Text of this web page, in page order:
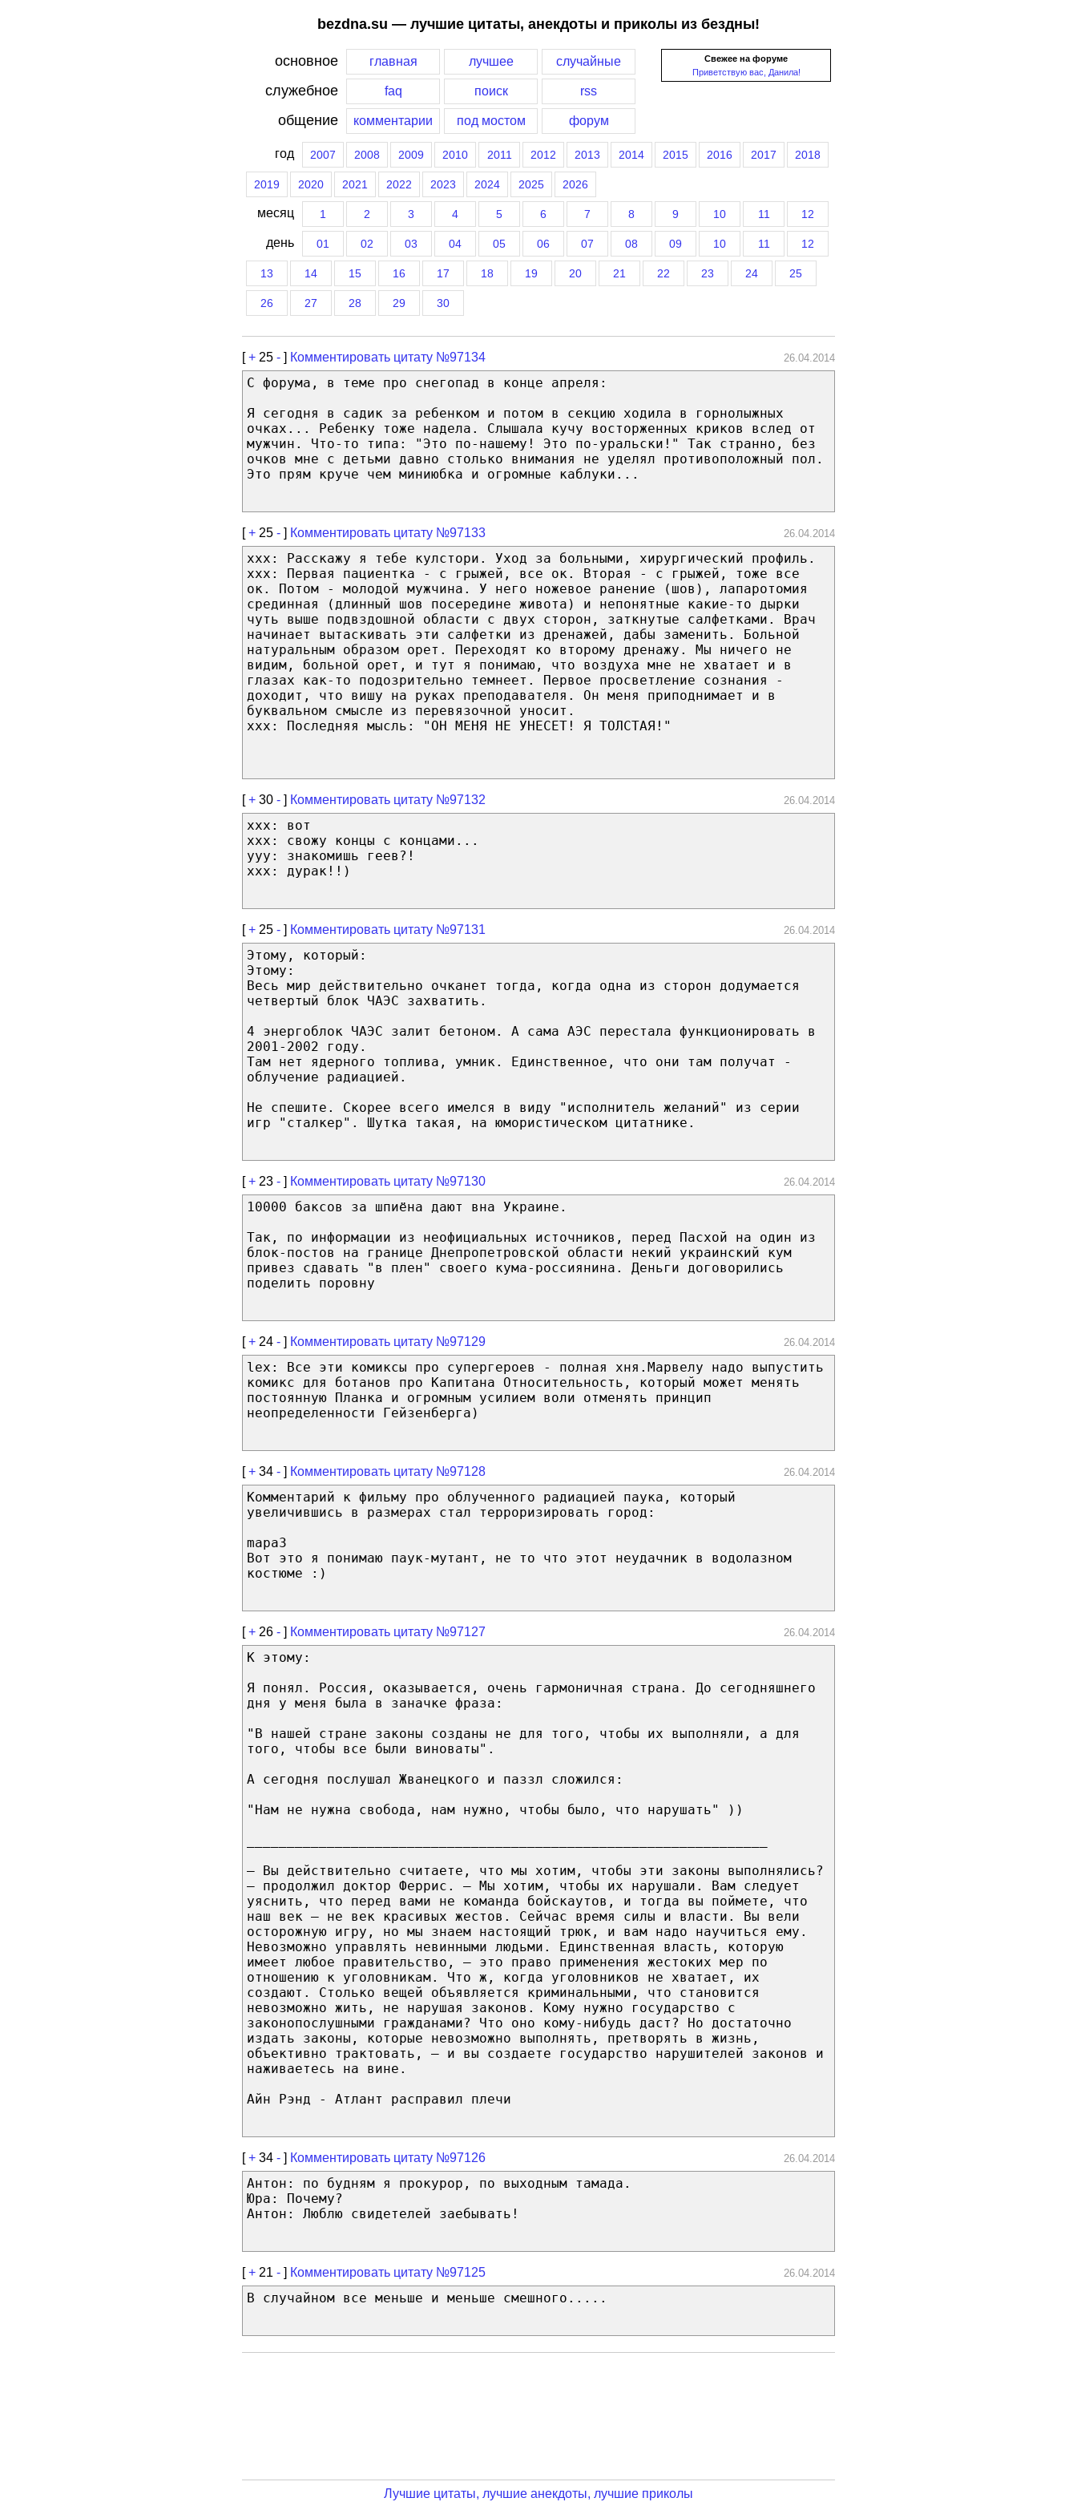
bezdna.su — лучшие цитаты, анекдоты и приколы из бездны!
Свежее на форуме
Приветствую вас, Данила!
основное главная лучшее случайные
служебное faq поиск rss
общение комментарии под мостом форум
год 2007 2008 2009 2010 2011 2012 2013 2014 2015 2016 2017 2018
2019 2020 2021 2022 2023 2024 2025 2026
месяц 1 2 3 4 5 6 7 8 9 10 11 12
день 01 02 03 04 05 06 07 08 09 10 11 12
13 14 15 16 17 18 19 20 21 22 23 24 25
26 27 28 29 30
[+ 25 - ] Комментировать цитату №97134 26.04.2014
С форума, в теме про снегопад в конце апреля:
Я сегодня в садик за ребенком и потом в секцию ходила в горнолыжных
очках... Ребенку тоже надела. Слышала кучу восторженных криков вслед от
мужчин. Что-то типа: "Это по-нашему! Это по-уральски!" Так странно, без
очков мне с детьми давно столько внимания не уделял противоположный пол.
Это прям круче чем миниюбка и огромные каблуки...
[+ 25 - ] Комментировать цитату №97133 26.04.2014
xxx: Расскажу я тебе кулстори. Уход за больными, хирургический профиль.
xxx: Первая пациентка - с грыжей, все ок. Вторая - с грыжей, тоже все
ок. Потом - молодой мужчина. У него ножевое ранение (шов), лапаротомия
срединная (длинный шов посередине живота) и непонятные какие-то дырки
чуть выше подвздошной области с двух сторон, заткнутые салфетками. Врач
начинает вытаскивать эти салфетки из дренажей, дабы заменить. Больной
натуральным образом орет. Переходят ко второму дренажу. Мы ничего не
видим, больной орет, и тут я понимаю, что воздуха мне не хватает и в
глазах как-то подозрительно темнеет. Первое просветление сознания -
доходит, что вишу на руках преподавателя. Он меня приподнимает и в
буквальном смысле из перевязочной уносит.
xxx: Последняя мысль: "ОН МЕНЯ НЕ УНЕСЕТ! Я ТОЛСТАЯ!"
[+ 30 - ] Комментировать цитату №97132 26.04.2014
ххх: вот
ххх: свожу концы с концами...
ууу: знакомишь геев?!
ххх: дурак!!)
[+ 25 - ] Комментировать цитату №97131 26.04.2014
Этому, который:
Этому:
Весь мир действительно очканет тогда, когда одна из сторон додумается
четвертый блок ЧАЭС захватить.
4 энергоблок ЧАЭС залит бетоном. А сама АЭС перестала функционировать в
2001-2002 году.
Там нет ядерного топлива, умник. Единственное, что они там получат -
облучение радиацией.
Не спешите. Скорее всего имелся в виду "исполнитель желаний" из серии
игр "сталкер". Шутка такая, на юмористическом цитатнике.
[+ 23 - ] Комментировать цитату №97130 26.04.2014
10000 баксов за шпиёна дают вна Украине.
Так, по информации из неофициальных источников, перед Пасхой на один из
блок-постов на границе Днепропетровской области некий украинский кум
привез сдавать "в плен" своего кума-россиянина. Деньги договорились
поделить поровну
[+ 24 - ] Комментировать цитату №97129 26.04.2014
lex: Все эти комиксы про супергероев - полная хня.Марвелу надо выпустить
комикс для ботанов про Капитана Относительность, который может менять
постоянную Планка и огромным усилием воли отменять принцип
неопределенности Гейзенберга)
[+ 34 - ] Комментировать цитату №97128 26.04.2014
Комментарий к фильму про облученного радиацией паука, который
увеличившись в размерах стал терроризировать город:
mapa3
Вот это я понимаю паук-мутант, не то что этот неудачник в водолазном
костюме :)
[+ 26 - ] Комментировать цитату №97127 26.04.2014
К этому:
Я понял. Россия, оказывается, очень гармоничная страна. До сегодняшнего
дня у меня была в заначке фраза:
"В нашей стране законы созданы не для того, чтобы их выполняли, а для
того, чтобы все были виноваты".
А сегодня послушал Жванецкого и паззл сложился:
"Нам не нужна свобода, нам нужно, чтобы было, что нарушать" ))
— Вы действительно считаете, что мы хотим, чтобы эти законы выполнялись?
— продолжил доктор Феррис. — Мы хотим, чтобы их нарушали. Вам следует
уяснить, что перед вами не команда бойскаутов, и тогда вы поймете, что
наш век — не век красивых жестов. Сейчас время силы и власти. Вы вели
осторожную игру, но мы знаем настоящий трюк, и вам надо научиться ему.
Невозможно управлять невинными людьми. Единственная власть, которую
имеет любое правительство, — это право применения жестоких мер по
отношению к уголовникам. Что ж, когда уголовников не хватает, их
создают. Столько вещей объявляется криминальными, что становится
невозможно жить, не нарушая законов. Кому нужно государство с
законопослушными гражданами? Что оно кому-нибудь даст? Но достаточно
издать законы, которые невозможно выполнять, претворять в жизнь,
объективно трактовать, — и вы создаете государство нарушителей законов и
наживаетесь на вине.
Айн Рэнд - Атлант расправил плечи
[+ 34 - ] Комментировать цитату №97126 26.04.2014
Антон: по будням я прокурор, по выходным тамада.
Юра: Почему?
Антон: Люблю свидетелей заебывать!
[+ 21 - ] Комментировать цитату №97125 26.04.2014
В случайном все меньше и меньше смешного.....
Лучшие цитаты, лучшие анекдоты, лучшие приколы